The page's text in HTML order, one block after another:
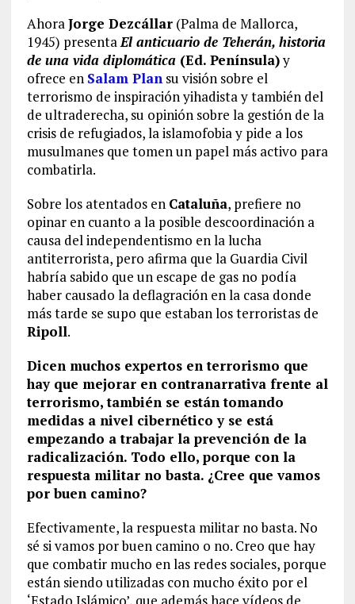
AhoraJorge Dezcállar(Palma de Mallorca,
1945) presentaEl anticuario de Teherán, historia
de una vida diplomática(Ed. Península)y
ofrece en Salam Plansu visión sobre el
terrorismo de inspiración yihadista y también del
de ultraderecha, su opinión sobre la gestión de la
crisis de refugiados, la islamofobia y pide a los
musulmanes que tomen un papel más activo para
combatirla.
Sobre los atentados en Cataluña, prefiere no
opinar en cuanto a la posible descoordinación a
causa del independentismo en la lucha
antiterrorista, pero afirma que la Guardia Civil
habría sabido que un escape de gas no podía
haber causado la deflagración en la casa donde
más tarde se supo que estaban los terroristas de
Ripoll.
Dicen muchos expertos en terrorismo que
hay que mejorar en contranarrativa frente al
terrorismo, también se están tomando
medidas a nivel cibernético y se está
empezando a trabajar la prevención de la
radicalización. Todo ello, porque con la
respuesta militar no basta. ¿Cree que vamos
por buen camino?
Efectivamente, la respuesta militar no basta. No
sé si vamos por buen camino o no. Creo que hay
que combatir mucho en las redes sociales, porque
están siendo utilizadas con mucho éxito por el